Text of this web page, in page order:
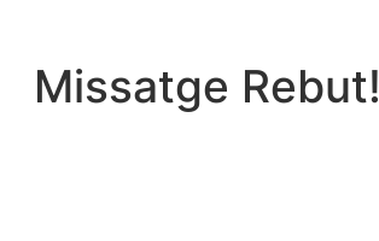
contingut
Missatge Rebut!